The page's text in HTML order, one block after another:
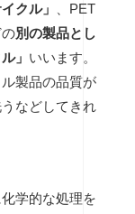
クル」
、PET
別の製品とし
」 いいます。
製品の品質が
などしてきれ
学的な処理を